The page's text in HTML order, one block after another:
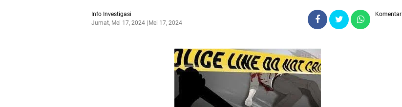
Info Investigasi
Jumat, Mei 17, 2024
Mei 17, 2024
Komentar